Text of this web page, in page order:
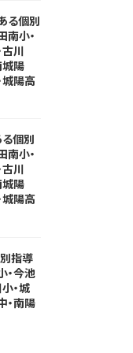
る個別
小・
古川
城陽
城陽高
個別
小・
古川
城陽
城陽高
指導
今池
・城
・南陽